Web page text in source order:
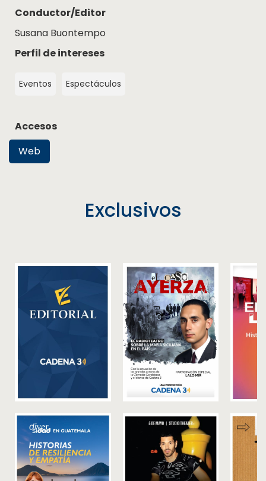
Conductor/Editor
Susana Buontempo
Perfil de intereses
Eventos Espectáculos
Accesos
Web
Exclusivos